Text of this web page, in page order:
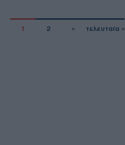
1 2 » τελευταία »